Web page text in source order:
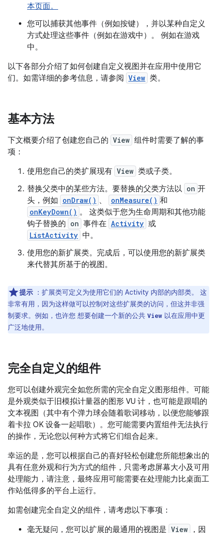
本页面。
您可以捕获其他事件（例如按键），并以某种自定义
方式处理这些事件（例如在游戏中）。 例如在游戏
中。
以下各部分介绍了如何创建自定义视图并在应用中使用它
们。如需详细的参考信息，请参阅 View 类。
基本方法
下文概要介绍了创建您自己的 View 组件时需要了解的事
项：
使用您自己的类扩展现有 View 类或子类。
替换父类中的某些方法。要替换的父类方法以 on 开
头，例如 onDraw() 、 onMeasure() 和
onKeyDown() 。 这类似于您为生命周期和其他功能
钩子替换的 on 事件在 Activity 或
ListActivity 中。
使用您的新扩展类。完成后，可以使用您的新扩展类
来代替其所基于的视图。
提示 ：扩展类可定义为使用它们的 Activity 内部的内部类。 这
非常有用，因为这样做可以控制对这些扩展类的访问，但这并非强
制要求。例如，也许您 想要创建一个新的公共 View 以在应用中更
广泛地使用。
完全自定义的组件
您可以创建外观完全如您所需的完全自定义图形组件。可能
是外观类似于旧模拟计量器的图形 VU 计，也可能是跟唱的
文本视图（其中有个弹力球会随着歌词移动，以便您能够跟
着卡拉 OK 设备一起唱歌）。您可能需要内置组件无法执行
的操作，无论您以何种方式将它们组合起来。
幸运的是，您可以根据自己的喜好轻松创建您所能想象出的
具有任意外观和行为方式的组件，只需考虑屏幕大小及可用
处理能力，请注意，最终应用可能需要在处理能力比桌面工
作站低得多的平台上运行。
如需创建完全自定义的组件，请考虑以下事项：
毫无疑问，您可以扩展的最通用的视图是 View ，因